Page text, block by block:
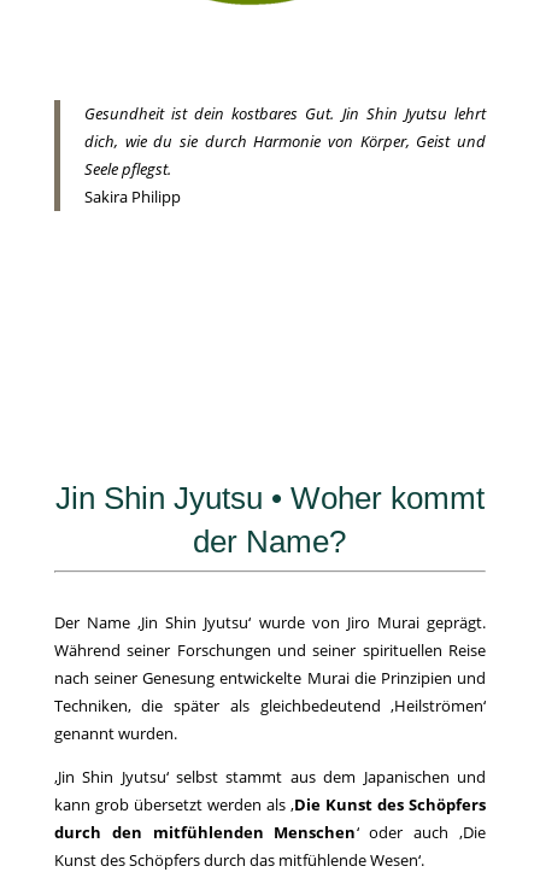
Gesundheit ist dein kostbares Gut. Jin Shin Jyutsu lehrt
dich, wie du sie durch Harmonie von Körper, Geist und
Seele pflegst.
Sakira Philipp
Jin Shin Jyutsu • Woher kommt
der Name?
Der Name ‚Jin Shin Jyutsu‘ wurde von Jiro Murai geprägt.
Während seiner Forschungen und seiner spirituellen Reise
nach seiner Genesung entwickelte Murai die Prinzipien und
Techniken, die später als gleichbedeutend ‚Heilströmen‘
genannt wurden.
‚Jin Shin Jyutsu‘ selbst stammt aus dem Japanischen und
kann grob übersetzt werden als ‚Die Kunst des Schöpfers
durch den mitfühlenden Menschen‘ oder auch ‚Die
Kunst des Schöpfers durch das mitfühlende Wesen‘.